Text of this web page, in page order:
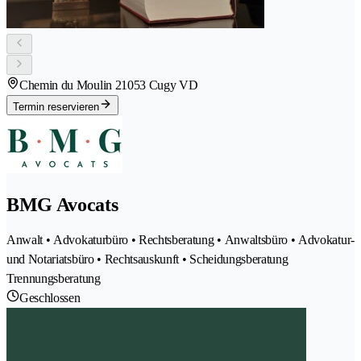
Chemin du Moulin 21053 Cugy VD
Termin reservieren
BMG Avocats
Anwalt • Advokaturbüro • Rechtsberatung • Anwaltsbüro • Advokatur-
und Notariatsbüro • Rechtsauskunft • Scheidungsberatung
Trennungsberatung
Geschlossen